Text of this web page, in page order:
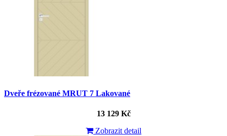
Dveře frézované MRUT 7 Lakované
13 129 Kč
Zobrazit detail